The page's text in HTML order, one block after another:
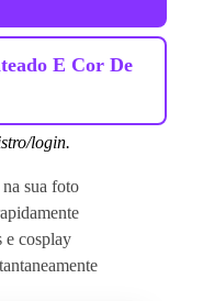
E Cor De
login.
sua foto
e cosplay